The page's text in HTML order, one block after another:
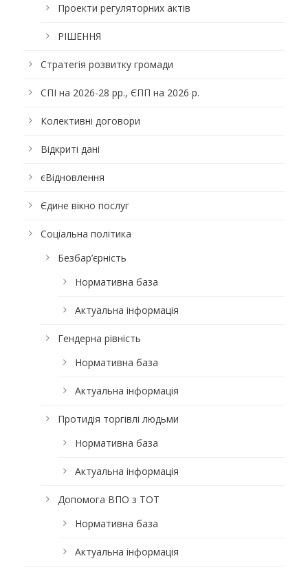
Проекти регуляторних актів
РІШЕННЯ
Стратегія розвитку громади
СПІ на 2026-28 рр., ЄПП на 2026 р.
Колективні договори
Відкриті дані
єВідновлення
Єдине вікно послуг
Соціальна політика
Безбар’єрність
Нормативна база
Актуальна інформація
Гендерна рівність
Нормативна база
Актуальна інформація
Протидія торгівлі людьми
Нормативна база
Актуальна інформація
Допомога ВПО з ТОТ
Нормативна база
Актуальна інформація